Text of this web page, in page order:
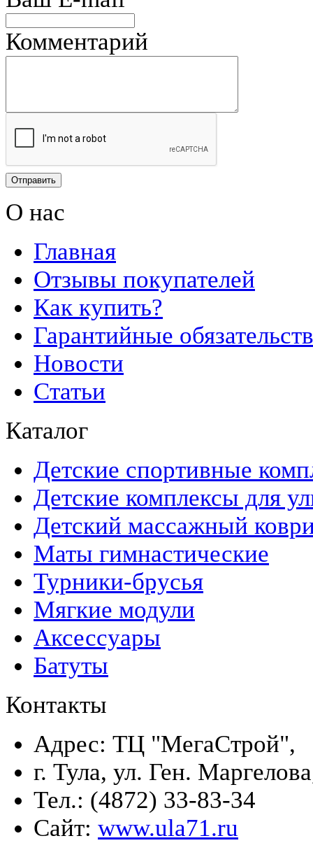
Комментарий
О нас
Главная
Отзывы покупателей
Как купить?
Гарантийные
Новости
Статьи
Каталог
Детские спортивные
Детские комплексы для
Детский массажный
Маты гимнастические
Турники-брусья
Мягкие модули
Аксессуары
Батуты
Контакты
Адрес: ТЦ "МегаСтрой",
г. Тула, ул. Ген.
Тел.: (4872) 33-83-34
Сайт: www.ula71.ru